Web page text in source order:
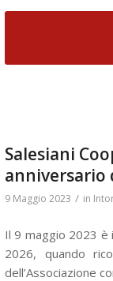
Salesiani
anniversario
9 Maggio 2023 / in
Il 9 maggio 2023 è
2026, quando
dell’Associazione